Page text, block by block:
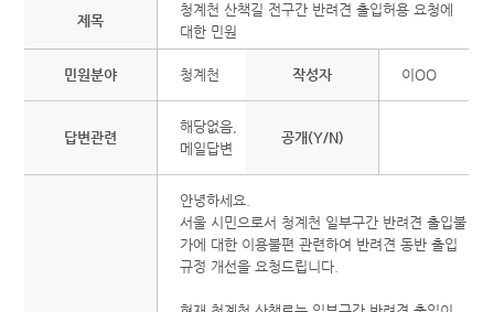
제목
청계천 산책길 전구간 반려견 출입허용 요청에
대한 민원
민원분야 청계천 작성자 이OO
답변관련
해당없음,
메일답변
공개(Y/N)
안녕하세요.
서울 시민으로서 청계천 일부구간 반려견 출입불
가에 대한 이용불편 관련하여 반려견 동반 출입
규정 개선을 요청드립니다.